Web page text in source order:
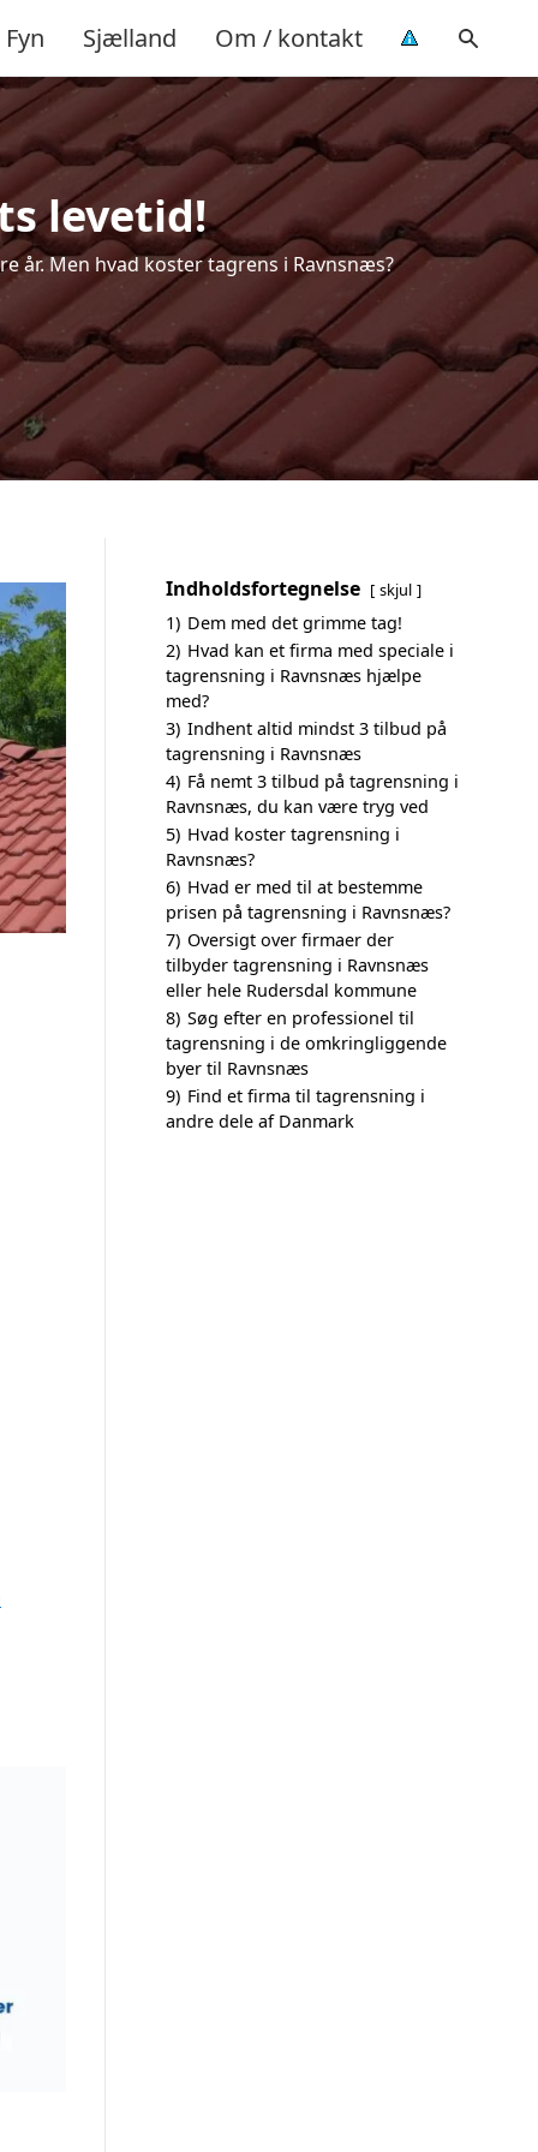
Fyn Sjælland Om / kontakt
levetid!
år. Men hvad koster tagrens i Ravnsnæs?
Indholdsfortegnelse skjul
1) Dem med det grimme tag!
2) Hvad kan et firma med speciale i
tagrensning i Ravnsnæs hjælpe
med?
3) Indhent altid mindst 3 tilbud på
tagrensning i Ravnsnæs
4) Få nemt 3 tilbud på tagrensning i
Ravnsnæs, du kan være tryg ved
5) Hvad koster tagrensning i
Ravnsnæs?
6) Hvad er med til at bestemme
prisen på tagrensning i Ravnsnæs?
7) Oversigt over firmaer der
tilbyder tagrensning i Ravnsnæs
eller hele Rudersdal kommune
8) Søg efter en professionel til
tagrensning i de omkringliggende
byer til Ravnsnæs
9) Find et firma til tagrensning i
andre dele af Danmark